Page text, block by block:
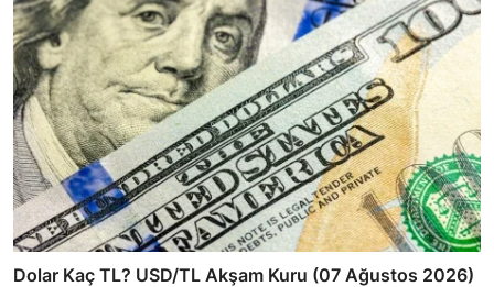
Dolar Kaç TL? USD/TL Akşam Kuru (07 Ağustos 2026)